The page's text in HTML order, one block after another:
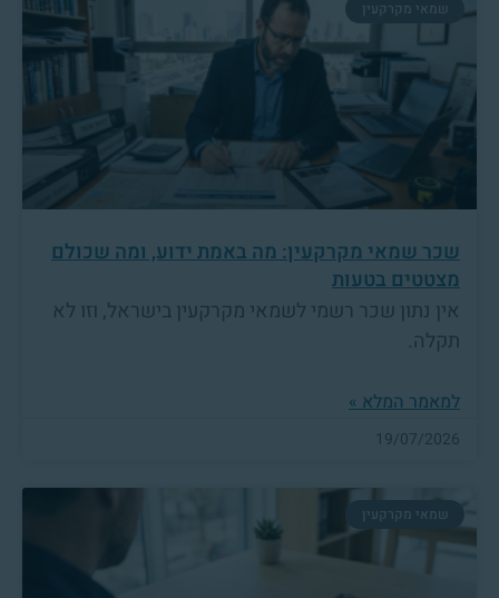
שמאי מקרקעין
שכר שמאי מקרקעין: מה באמת ידוע, ומה שכולם
מצטטים בטעות
אין נתון שכר רשמי לשמאי מקרקעין בישראל, וזו לא
תקלה.
למאמר המלא »
19/07/2026
שמאי מקרקעין